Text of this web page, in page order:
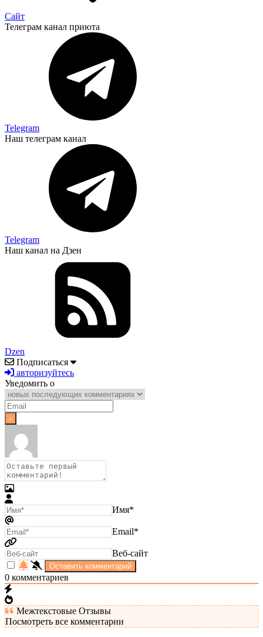
Сайт
Телеграм канал приюта
Telegram
Наш телеграм канал
Telegram
Наш канал на Дзен
Dzen
Подписаться
авторизуйтесь
Уведомить о
Имя*
Email*
Веб-сайт
0 комментариев
Межтекстовые Отзывы
Посмотреть все комментарии